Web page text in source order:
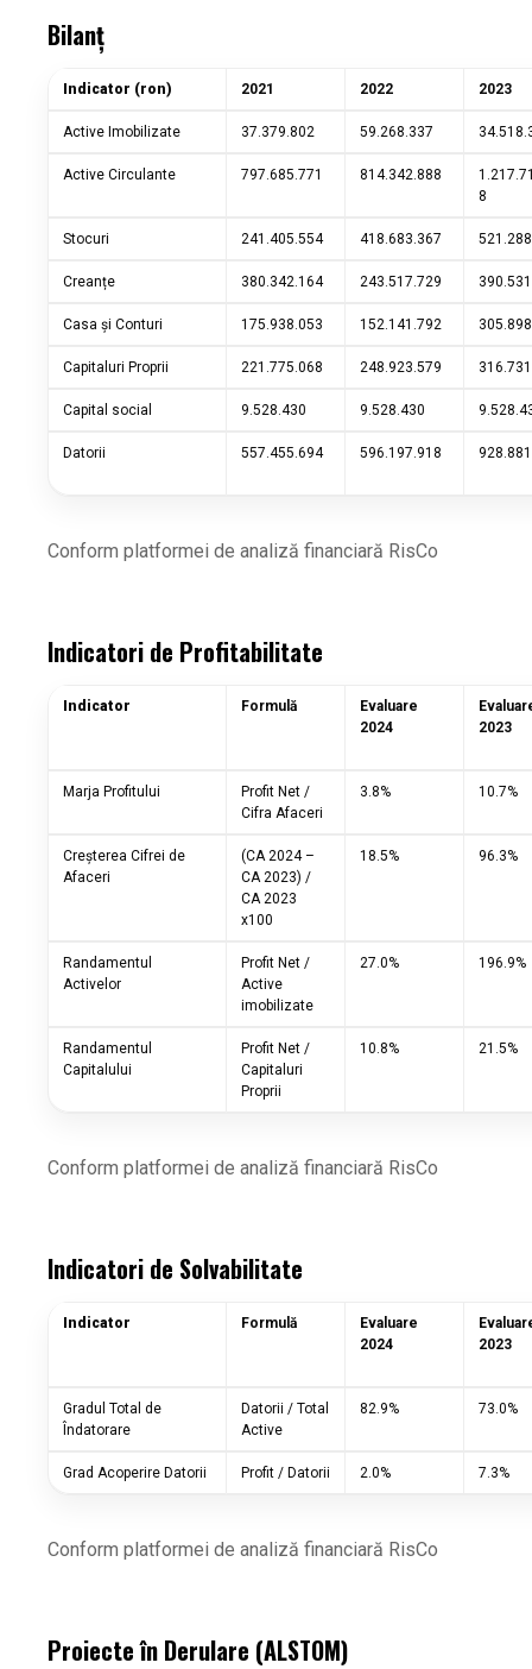
Bilanț
Indicator (ron) 2021 2022 2023
Active Imobilizate 37.379.802 59.268.337
Active Circulante 797.685.771 814.342.888
8
Stocuri 241.405.554 418.683.367
Creanțe 380.342.164 243.517.729
Casa și Conturi 175.938.053 152.141.792
Capitaluri Proprii 221.775.068 248.923.579
Capital social 9.528.430 9.528.430
Datorii 557.455.694 596.197.918
Conform platformei de analiză financiară RisCo
Indicatori de Profitabilitate
Indicator Formulă
Evaluare
2024
2023
Marja Profitului
Profit Net /
Cifra Afaceri
3.8% 10.7%
Creșterea Cifrei de
Afaceri
(CA 2024 –
CA 2023) /
CA 2023
x100
18.5% 96.3%
Randamentul
Activelor
Profit Net /
Active
imobilizate
27.0% 196.9%
Randamentul
Capitalului
Profit Net /
Capitaluri
Proprii
10.8% 21.5%
Conform platformei de analiză financiară RisCo
Indicatori de Solvabilitate
Indicator Formulă
Evaluare
2024
2023
Gradul Total de
Îndatorare
Datorii / Total
Active
82.9% 73.0%
Grad Acoperire Datorii Profit / Datorii 2.0% 7.3%
Conform platformei de analiză financiară RisCo
Proiecte în Derulare (ALSTOM)